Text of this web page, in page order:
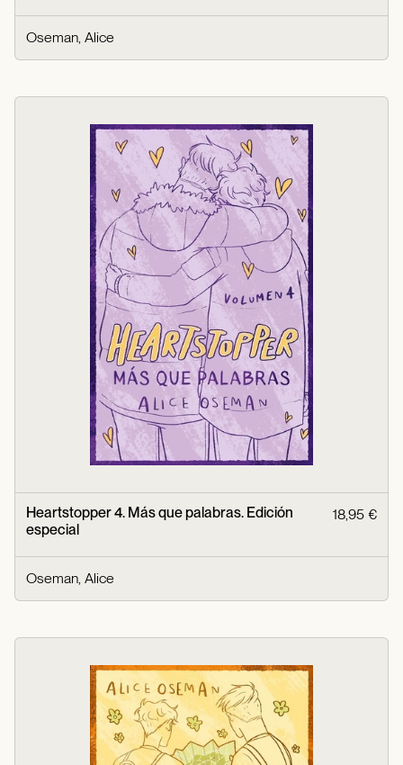
Oseman, Alice
Heartstopper 4. Más que palabras. Edición
especial
18,95 €
Oseman, Alice